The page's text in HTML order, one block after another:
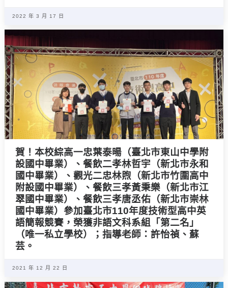
2022 年 3 月 17 日
賀！本校綜高一忠葉泰暘（臺北市東山中學附
設國中畢業）、餐飲二孝林哲宇（新北市永和
國中畢業）、觀光二忠林煦（新北市竹圍高中
附設國中畢業）、餐飲三孝黃秉樂（新北市江
翠國中畢業）、餐飲三孝唐丞佑（新北市崇林
國中畢業）參加臺北市110年度技術型高中英
語簡報競賽，榮獲非語文科系組「第二名」
（唯一私立學校）；指導老師：許怡禎、蘇
芸。
2021 年 12 月 22 日